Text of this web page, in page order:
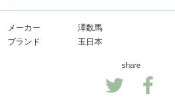
メーカー
澤数馬
ブランド
玉日本
share